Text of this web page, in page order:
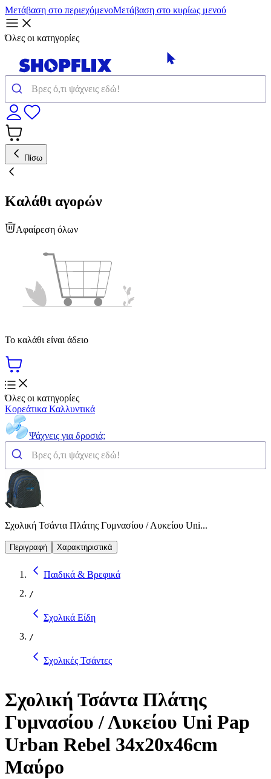
Μετάβαση στο περιεχόμενοΜετάβαση στο κυρίως μενού
Όλες οι κατηγορίες
Πίσω
Καλάθι αγορών
Αφαίρεση όλων
Το καλάθι είναι άδειο
Όλες οι κατηγορίες
Κορεάτικα Καλλυντικά
Ψάχνεις για δροσιά;
Σχολική Τσάντα Πλάτης Γυμνασίου / Λυκείου Uni...
Περιγραφή Χαρακτηριστικά
Παιδικά & Βρεφικά
/
Σχολικά Είδη
/
Σχολικές Τσάντες
Σχολική Τσάντα Πλάτης
Γυμνασίου / Λυκείου Uni Pap
Urban Rebel 34x20x46cm
Μαύρο